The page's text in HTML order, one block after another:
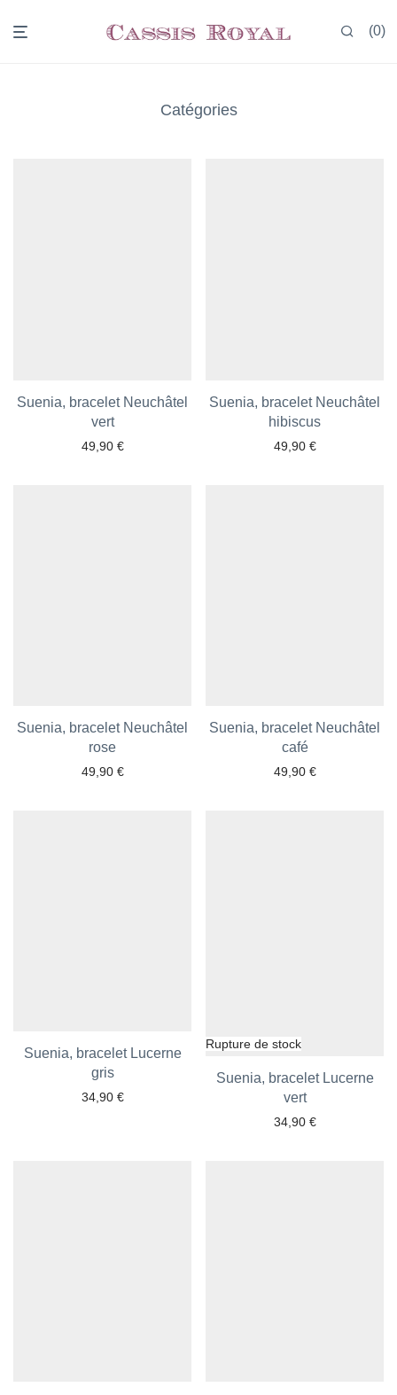
0
Catégories
Suenia, bracelet Neuchâtel
vert
49,90 €
Suenia, bracelet Neuchâtel
hibiscus
49,90 €
Suenia, bracelet Neuchâtel
rose
49,90 €
Suenia, bracelet Neuchâtel
café
49,90 €
Suenia, bracelet Lucerne
gris
34,90 €
Suenia, bracelet Lucerne
vert
34,90 €